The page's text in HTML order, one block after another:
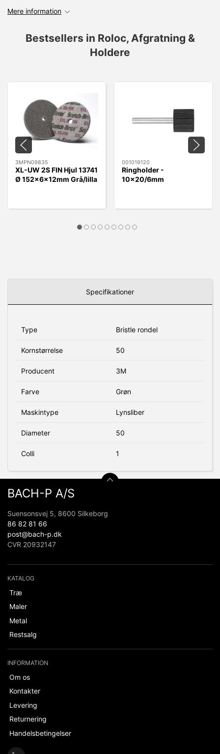
Mere information
Bestsellers in Roloc, Afgratning &
Holdere
3MPN09835
XL-UW 2S FIN Hjul 13741
Ø 152x6x12mm Grå/lilla
001019120
Ringholder -
10x20/6mm
Specifikationer
Type Bristle rondel
Kornstørrelse 50
Producent 3M
Farve Grøn
Maskintype Lynsliber
Diameter 50
Colli 1
BACH-P A/S
Suensonsvej 5, 8600 Silkeborg
86 82 81 66
post@bach-p.dk
CVR 20932147
KATALOG
Træ
Maler
Metal
Restsalg
INFORMATION
Om os
Kontakter
Levering
Returnering
Handelsbetingelser